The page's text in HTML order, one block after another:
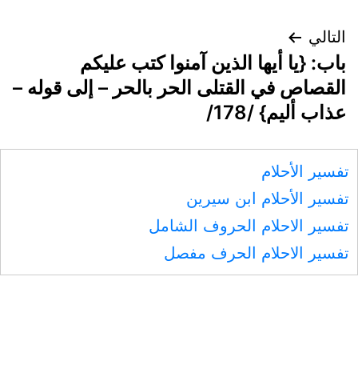
التالي
باب: {يا أيها الذين آمنوا كتب عليكم
القصاص في القتلى الحر بالحر – إلى قوله –
عذاب أليم} /178/
تفسير الأحلام
تفسير الأحلام ابن سيرين
تفسير الاحلام الحروف الشامل
تفسير الاحلام الحرف مفصل